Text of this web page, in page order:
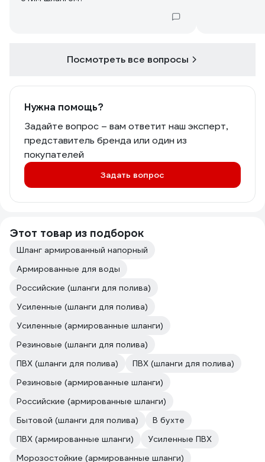
Посмотреть все вопросы
Нужна помощь?
Задайте вопрос – вам ответит наш эксперт,
представитель бренда или один из
покупателей
Задать вопрос
Этот товар из подборок
Шланг армированный напорный
Армированные для воды
Российские (шланги для полива)
Усиленные (шланги для полива)
Усиленные (армированные шланги)
Резиновые (шланги для полива)
ПВХ (шланги для полива)
ПВХ (шланги для полива)
Резиновые (армированные шланги)
Российские (армированные шланги)
Бытовой (шланги для полива)
В бухте
ПВХ (армированные шланги)
Усиленные ПВХ
Морозостойкие (армированные шланги)